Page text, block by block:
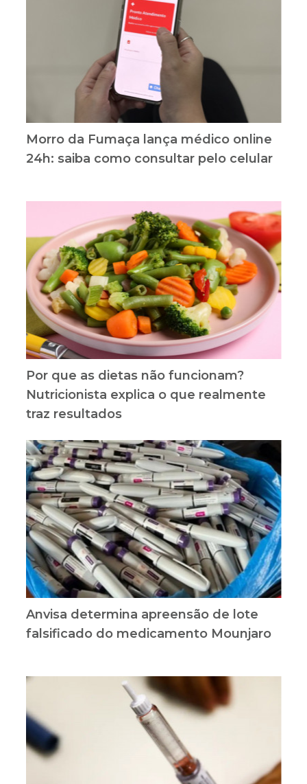
Morro da Fumaça lança médico online
24h: saiba como consultar pelo celular
Por que as dietas não funcionam?
Nutricionista explica o que realmente
traz resultados
Anvisa determina apreensão de lote
falsificado do medicamento Mounjaro